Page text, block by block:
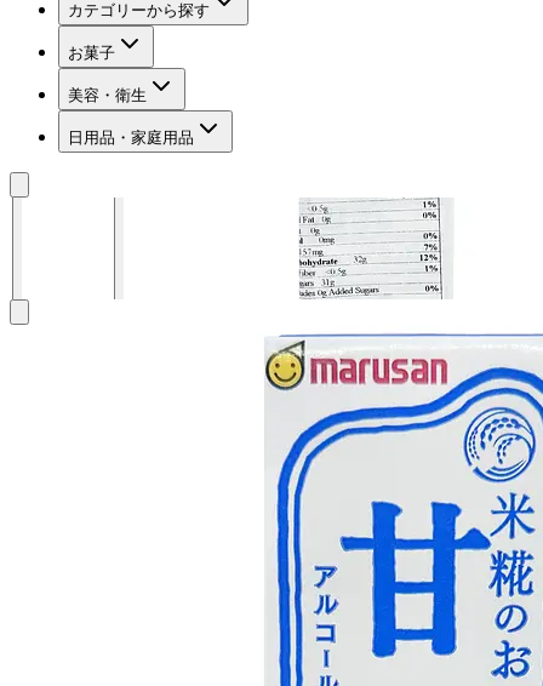
カテゴリーから探す
お菓子
美容・衛生
日用品・家庭用品